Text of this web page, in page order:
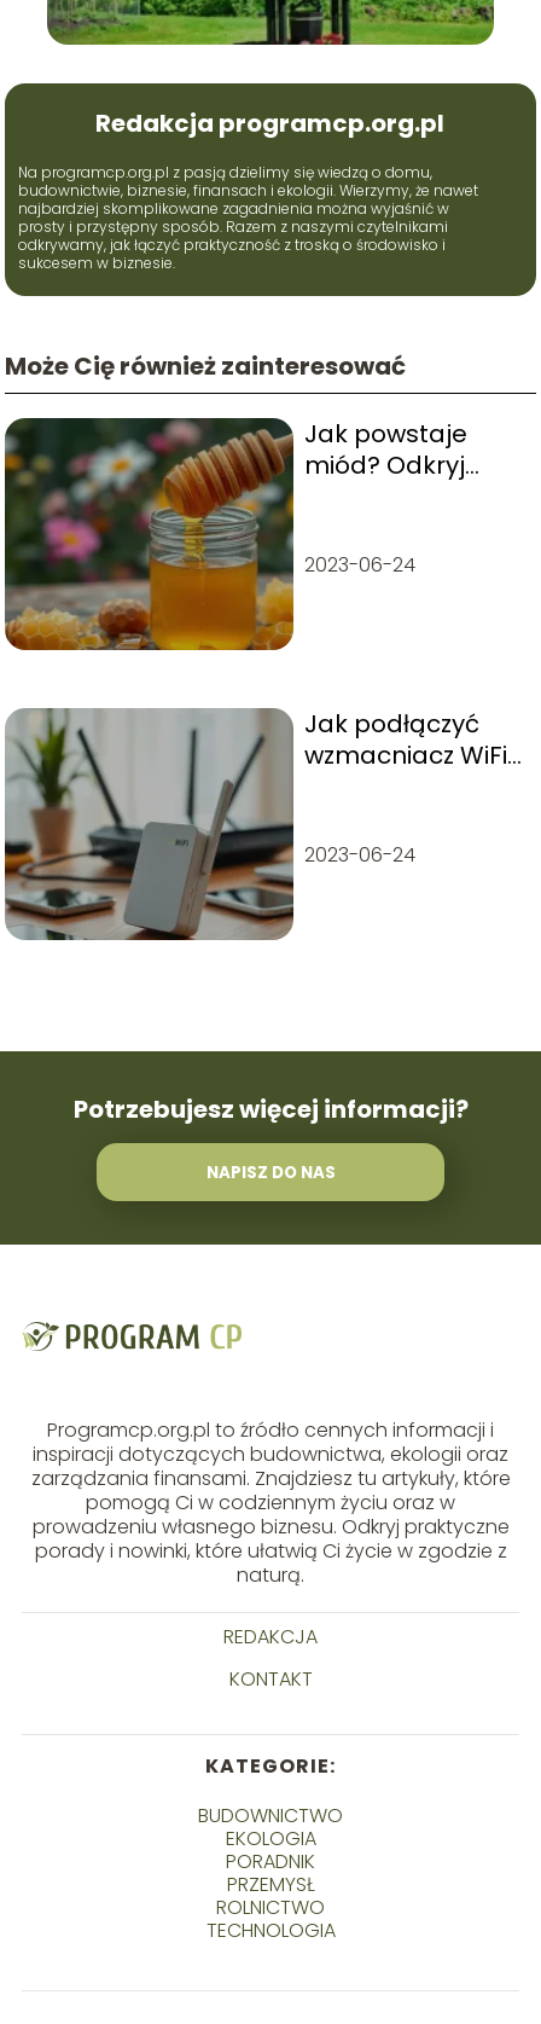
Redakcja programcp.org.pl
Na programcp.org.pl z pasją dzielimy się wiedzą o domu,
budownictwie, biznesie, finansach i ekologii. Wierzymy, że nawet
najbardziej skomplikowane zagadnienia można wyjaśnić w
prosty i przystępny sposób. Razem z naszymi czytelnikami
odkrywamy, jak łączyć praktyczność z troską o środowisko i
sukcesem w biznesie.
Może Cię również zainteresować
Jak powstaje
miód? Odkryj
kroku
2023-06-24
Jak podłączyć
wzmacniacz WiFi
przewodnik
2023-06-24
Potrzebujesz więcej informacji?
NAPISZ DO NAS
Programcp.org.pl to źródło cennych informacji i
inspiracji dotyczących budownictwa, ekologii oraz
zarządzania finansami. Znajdziesz tu artykuły, które
pomogą Ci w codziennym życiu oraz w
prowadzeniu własnego biznesu. Odkryj praktyczne
porady i nowinki, które ułatwią Ci życie w zgodzie z
naturą.
REDAKCJA
KONTAKT
KATEGORIE:
BUDOWNICTWO
EKOLOGIA
PORADNIK
PRZEMYSŁ
ROLNICTWO
TECHNOLOGIA